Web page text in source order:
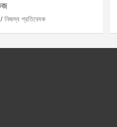
নিজস্ব প্রতিবেদক